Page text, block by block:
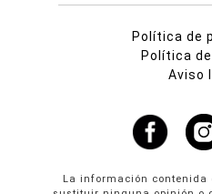
Política de
Política
Aviso
La información contenida